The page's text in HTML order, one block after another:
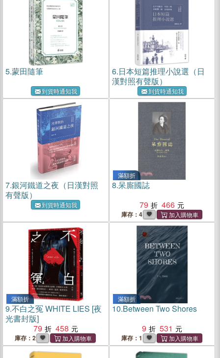
5.蒙田隨筆
到貨時通知我
6.日本短篇推理小說選（日
漢對照有聲版）
到貨時通知我
7.銀河鐵道之夜（日漢對照
有聲版）
到貨時通知我
滿額折
8.呆廝國誌
79
466
庫存：4
滿額折
9.不白之冤 WHITE LIES [夜
光書封版]
79
458
庫存：2
滿額折
10.Between Two Shores
9
531
庫存：1